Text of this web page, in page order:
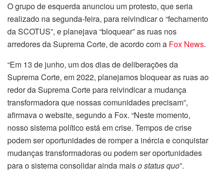
O grupo de esquerda anunciou um protesto, que seria
realizado na segunda-feira, para reivindicar o “fechamento
da SCOTUS”, e planejava “bloquear” as ruas nos
arredores da Suprema Corte, de acordo com a Fox News.
“Em 13 de junho, um dos dias de deliberações da
Suprema Corte, em 2022, planejamos bloquear as ruas ao
redor da Suprema Corte para reivindicar a mudança
transformadora que nossas comunidades precisam”,
afirmava o website, segundo a Fox. “Neste momento,
nosso sistema político está em crise. Tempos de crise
podem ser oportunidades de romper a inércia e conquistar
mudanças transformadoras ou podem ser oportunidades
para o sistema consolidar ainda maiso status quo”.